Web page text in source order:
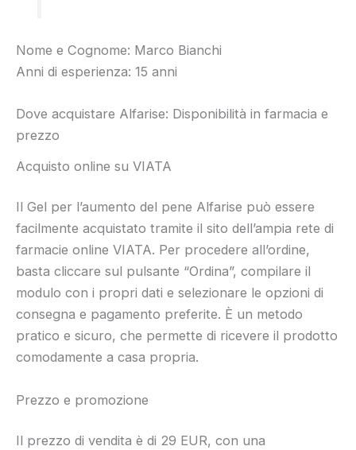
Nome e Cognome: Marco Bianchi
Anni di esperienza: 15 anni
Dove acquistare Alfarise: Disponibilità in farmacia e
prezzo
Acquisto online su VIATA
Il Gel per l’aumento del pene Alfarise può essere
facilmente acquistato tramite il sito dell’ampia rete di
farmacie online VIATA. Per procedere all’ordine,
basta cliccare sul pulsante “Ordina”, compilare il
modulo con i propri dati e selezionare le opzioni di
consegna e pagamento preferite. È un metodo
pratico e sicuro, che permette di ricevere il prodotto
comodamente a casa propria.
Prezzo e promozione
Il prezzo di vendita è di 29 EUR, con una